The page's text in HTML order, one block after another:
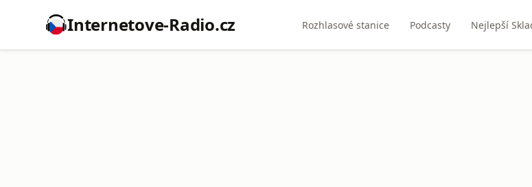
Internetove-Radio.cz Rozhlasové stanice Podcasty Nejlepší